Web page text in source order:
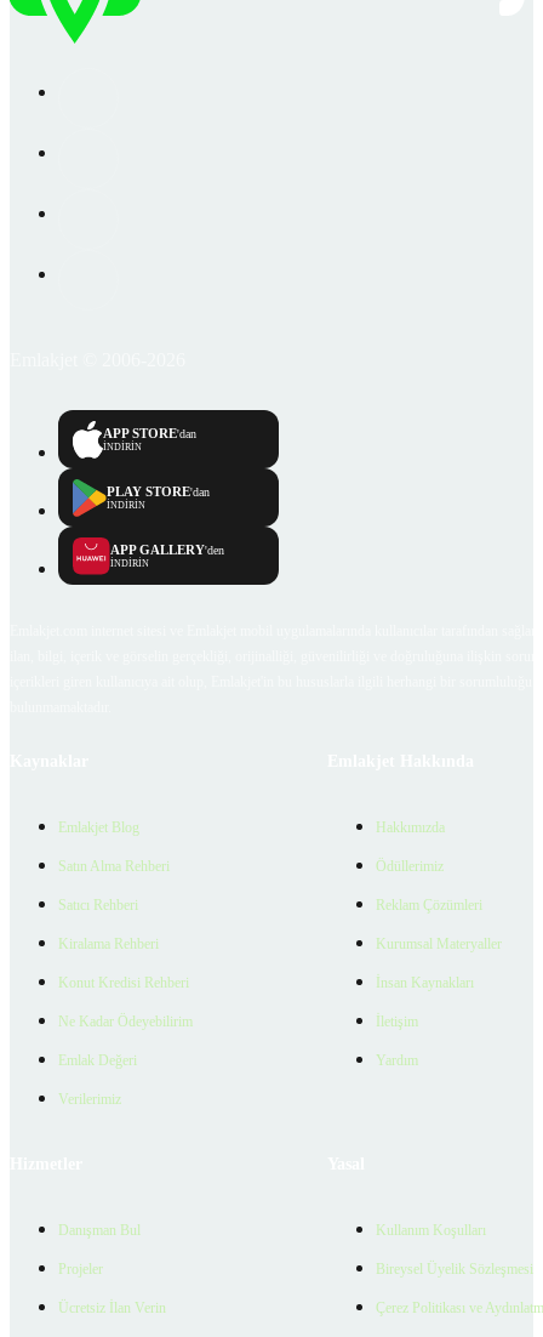
APP STORE'dan
İNDİRİN
PLAY STORE'dan
İNDİRİN
APP GALLERY'den
İNDİRİN
Emlakjet Blog
Satın Alma Rehberi
Satıcı Rehberi
Kiralama Rehberi
Konut Kredisi Rehberi
Ne Kadar Ödeyebilirim
Emlak Değeri
Verilerimiz
Hakkımızda
Ödüllerimiz
Reklam Çözümleri
Kurumsal Materyaller
İnsan Kaynakları
İletişim
Yardım
Danışman Bul
Projeler
Ücretsiz İlan Verin
Kullanım Koşulları
Bireysel Üyelik Sözleşmesi
Çerez Politikası ve